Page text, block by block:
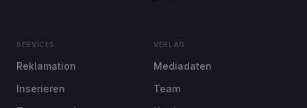
SERVICES
Reklamation
Inserieren
VERLAG
Mediadaten
Team